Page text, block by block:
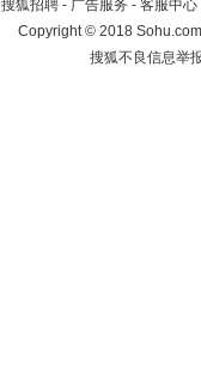
搜狐招聘 - 广告服务 - 客服中心
Copyright©2018
搜狐不良信息举